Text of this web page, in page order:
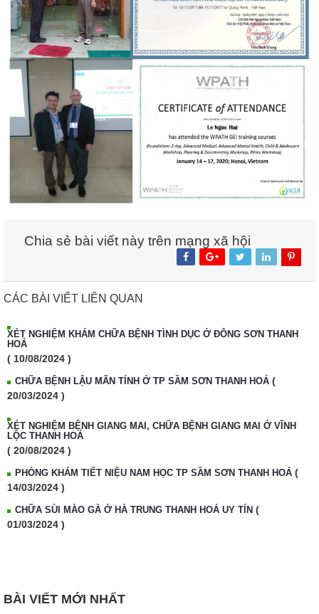
Chia sẻ bài viết này trên mạng xã hội
CÁC BÀI VIẾT LIÊN QUAN
XÉT NGHIỆM KHÁM CHỮA BỆNH TÌNH DỤC Ở ĐÔNG SƠN THANH
HOÁ
( 10/08/2024 )
CHỮA BỆNH LẬU MÃN TÍNH Ở TP SẦM SƠN THANH HOÁ (
20/03/2024 )
XÉT NGHIỆM BỆNH GIANG MAI, CHỮA BỆNH GIANG MAI Ở VĨNH
LỘC THANH HOÁ
( 20/08/2024 )
PHÒNG KHÁM TIẾT NIỆU NAM HỌC TP SẦM SƠN THANH HOÁ (
14/03/2024 )
CHỮA SÙI MÀO GÀ Ở HÀ TRUNG THANH HOÁ UY TÍN (
01/03/2024 )
BÀI VIẾT MỚI NHẤT